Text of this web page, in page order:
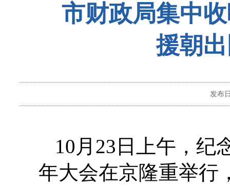
市财政局集中
援朝
发布
10 月23日上午，纪
年大会在京隆重举行